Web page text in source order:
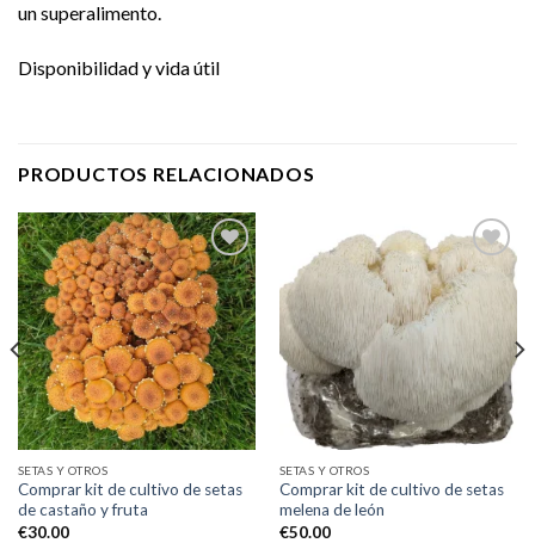
un superalimento.
Disponibilidad y vida útil
PRODUCTOS RELACIONADOS
Add to
wishlist
SETAS Y OTROS
Comprar kit de cultivo de setas
de castaño y fruta
€30.00
SETAS Y OTROS
Comprar kit de cultivo de setas
melena de león
€50.00